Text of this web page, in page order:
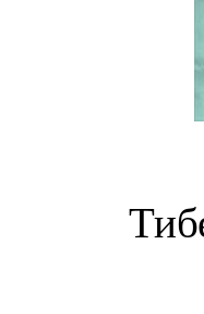
Тибет